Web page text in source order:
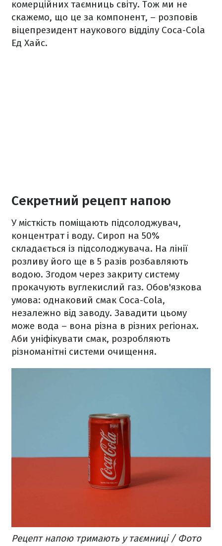
комерційних таємниць світу. Тож ми не
скажемо, що це за компонент, – розповів
віцепрезидент наукового відділу Coca-Cola
Ед Хайс.
Секретний рецепт напою
У місткість поміщають підсолоджувач,
концентрат і воду. Сироп на 50%
складається із підсолоджувача. На лінії
розливу його ще в 5 разів розбавляють
водою. Згодом через закриту систему
прокачують вуглекислий газ. Обов'язкова
умова: однаковий смак Coca-Cola,
незалежно від заводу. Завадити цьому
може вода – вона різна в різних регіонах.
Аби уніфікувати смак, розробляють
різноманітні системи очищення.
Рецепт напою тримають у таємниці / Фото